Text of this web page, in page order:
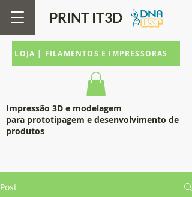
PRINT IT3D
LOJA | FILAMENTOS E IMPRESSORAS
Impressão 3D e modelagem
para prototipagem e desenvolvimento de
produtos
Post